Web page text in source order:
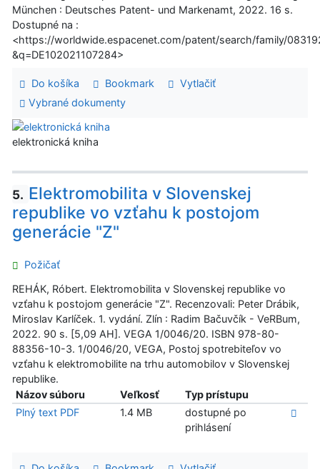
München : Deutsches Patent- und Markenamt, 2022. 16 s.
Dostupné na :
<https://worldwide.espacenet.com/patent/search/family/
&q=DE102021107284>
Do košíka Bookmark
Vytlačiť
Vybrané dokumenty
elektronická kniha
5. Elektromobilita v Slovenskej
republike vo vzťahu k postojom
generácie "Z"
Požičať
REHÁK, Róbert. Elektromobilita v Slovenskej republike vo
vzťahu k postojom generácie "Z". Recenzovali: Peter Drábik,
Miroslav Karlíček. 1. vydání. Zlín : Radim Bačuvčík - VeRBum,
2022. 90 s. [5,09 AH]. VEGA 1/0046/20. ISBN 978-80-
88356-10-3. 1/0046/20, VEGA, Postoj spotrebiteľov vo
vzťahu k elektromobilite na trhu automobilov v Slovenskej
republike.
Názov súboru
Veľkosť
Typ prístupu
Plný text PDF
1.4 MB
dostupné po
prihlásení